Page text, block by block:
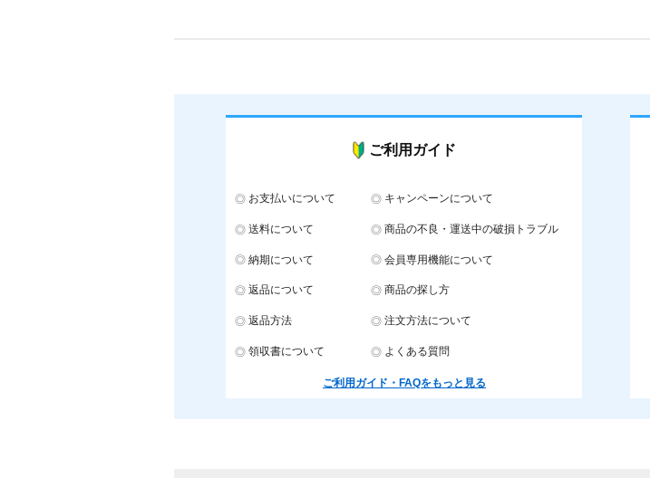
ご利用ガイド
お支払いについて キャンペーンについて
送料について 商品の不良・運送中の破損トラブル
納期について 会員専用機能について
返品について 商品の探し方
返品方法 注文方法について
領収書について よくある質問
ご利用ガイド・FAQをもっと見る